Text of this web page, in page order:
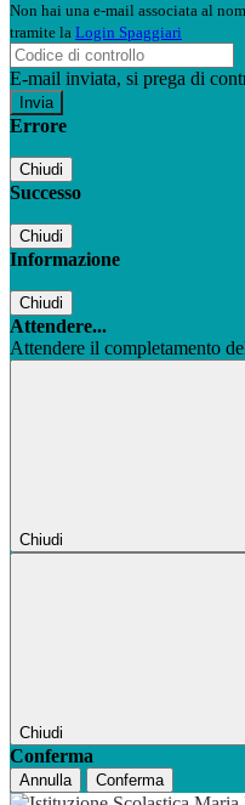
Non hai una e-mail associata al
tramite la Login Spaggiari
E-mail inviata, si prega di
Errore
Chiudi
Successo
Chiudi
Informazione
Chiudi
Attendere...
Attendere il completamento
Chiudi
Chiudi
Conferma
Annulla Conferma